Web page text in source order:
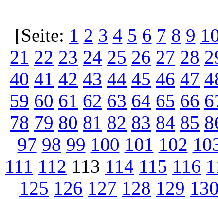
[Seite: 1 2 3 4 5 6 7 8 9
21 22 23 24 25 26 27 28
40 41 42 43 44 45 46 47
59 60 61 62 63 64 65 66
78 79 80 81 82 83 84 85
97 98 99 100 101 102
111 112 113 114 115 116
125 126 127 128 129